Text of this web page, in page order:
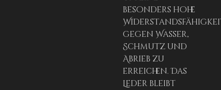
besonders hohe
gegen Wasser,
Schmutz und
Abrieb zu
erreichen. Das
Leder bleibt